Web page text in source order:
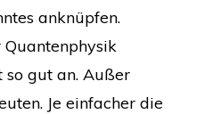
anknüpfen.
so gut an. Außer
Je einfacher die